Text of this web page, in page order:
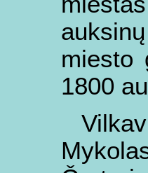
miesto
1800